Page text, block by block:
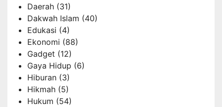
Daerah (31)
Dakwah Islam (40)
Edukasi (4)
Ekonomi (88)
Gadget (12)
Gaya Hidup (6)
Hiburan (3)
Hikmah (5)
Hukum (54)